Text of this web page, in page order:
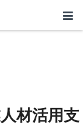
材活用支